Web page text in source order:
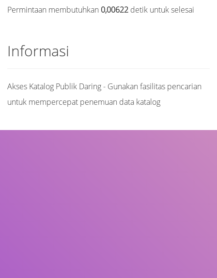
Permintaan membutuhkan 0,00622 detik untuk selesai
Informasi
Akses Katalog Publik Daring - Gunakan fasilitas pencarian
untuk mempercepat penemuan data katalog